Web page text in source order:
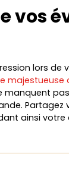
vos
lors de
majestueuse
manquent
Partagez
ainsi votre